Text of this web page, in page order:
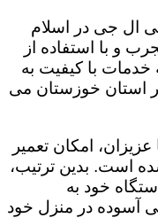
ال جی در اسلام
و با استفاده از
خدمات با کیفیت به
استان خوزستان می
امکان تعمیر
است. بدین ترتیب،
خود به
آسوده در منزل خود